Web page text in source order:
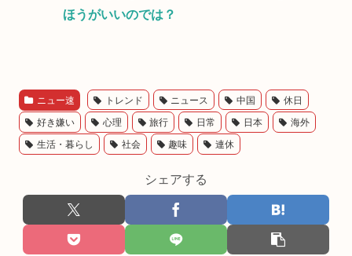
ほうがいいのでは？
ニュー速 トレンド ニュース 中国 休日
好き嫌い 心理 旅行 日常 日本
海外
生活・暮らし
社会 趣味 連休
シェアする